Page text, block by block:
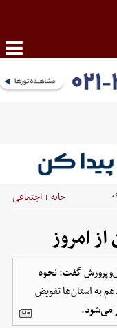
خانه | اجتماعی
امروز
گفت: نحوه
به استان‌ها تفویض
می‌شود.